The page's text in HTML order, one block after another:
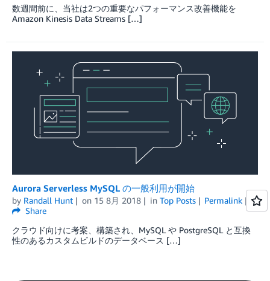
数週間前に、当社は2つの重要なパフォーマンス改善機能を
Amazon Kinesis Data Streams […]
Aurora Serverless MySQL の一般利用が開始
by Randall Hunt on 15 8月 2018 in Top Posts
Permalink
Share
クラウド向けに考案、構築され、MySQL や PostgreSQL と互換
性のあるカスタムビルドのデータベース […]